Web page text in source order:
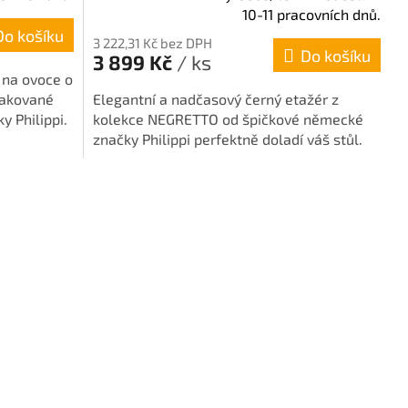
košíku
ovoce o
Philippi.
M
A
produktu
je
z
5
hvězdiček.
10-11 pracovních dnů.
3 222,31 Kč bez DPH
3 899 Kč / ks Do košíku
Elegantní a nadčasový černý etažér z
kolekce NEGRETTO od špičkové německé
značky Philippi perfektně doladí váš stůl.